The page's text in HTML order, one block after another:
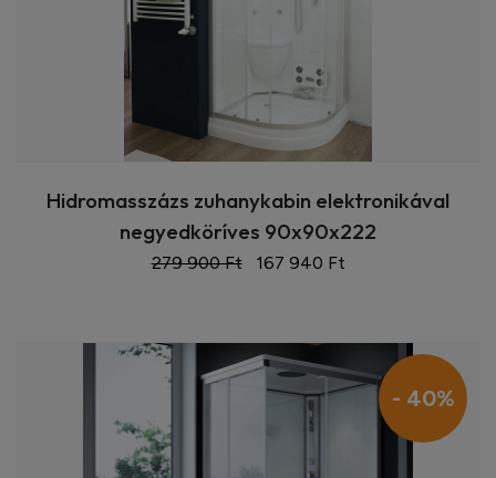
Hidromasszázs zuhanykabin elektronikával
negyedköríves 90x90x222
279 900 Ft 167 940 Ft
- 40%